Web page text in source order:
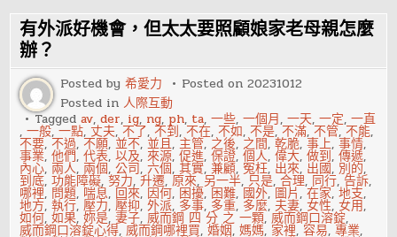
酸：
面
對
無
理
的
客
人，
我
只
能
卑
躬
屈
膝
有外派好機會，但太太要照顧娘家老母親怎麼
辦？
Posted by希愛力 Posted on20231012
Posted in人際互動
Taggedav,der, ig, ng, ph, ta,一些,一個月,一天,一定,一直
,一般,一點, 丈夫,不了,不到,不在,不如,不是,不滿,不管,不能,
不要,不過,不願,並不,並且,主管, 之後, 之間,乾脆,事上,事情,
事業,他們,代表,以及,來源,促進,保證,個人,偉大,做到,傳遞,
內心, 兩人, 兩個,公司,六個,其實,兼顧, 冤枉, 出來, 出國, 別的,
到底,功能障礙,努力,升遷,原來, 另一半, 只是,合理, 同行,告訴,
哪裡, 問題, 喘息, 回來, 因何, 困擾, 困難, 國外, 圖片,在家,地支,
地方,執行,壓力,壓抑,外派, 多事, 多重, 多麼, 夫妻,女性,女用,
如何,如果,妳是,妻子,威而鋼 四 分 之 一顆,威而鋼口溶錠,
威而鋼口溶錠心得,威而鋼哪裡買,婚姻,媽媽, 家裡,容易,專業,